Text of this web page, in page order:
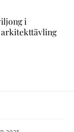
i
arkitekttävling